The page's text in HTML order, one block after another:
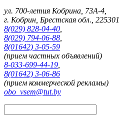
ул. 700-летия Кобрина, 73А-4,
г. Кобрин, Брестская обл., 225301
8(029) 828-04-40
8(029) 794-06-88
8(01642) 3-05-59
(прием частных объявлений)
8-033-699-44-19
8(01642) 3-06-86
(прием коммерческой рекламы)
obo_vsem@tut.by